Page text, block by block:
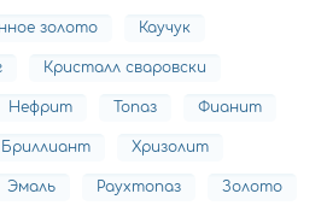
золото Каучук
Кристалл сваровски
Нефрит Топаз Фианит
Бриллиант Хризолит
Эмаль Раухтопаз Золото